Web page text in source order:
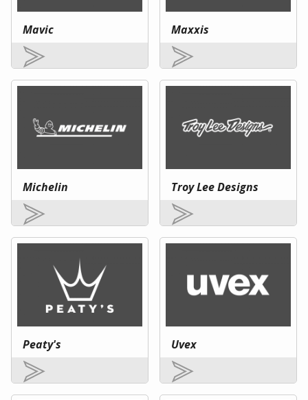
Mavic Maxxis
Michelin Troy Lee Designs
Peaty's Uvex